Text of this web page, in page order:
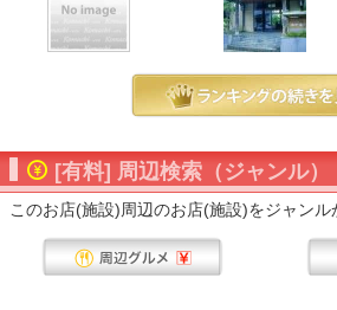
[有料] 周辺検索（ジャンル）
このお店(施設)周辺のお店(施設)をジャンル